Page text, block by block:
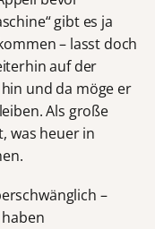
gibt es ja
– lasst doch
auf der
und da möge er
Als große
was heuer in
–